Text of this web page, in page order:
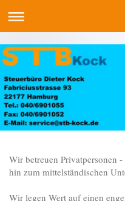
Wir betreuen Privatpersonen
hin zum mittelständischen
Wir legen Wert auf einen